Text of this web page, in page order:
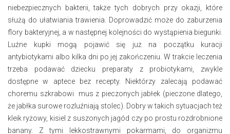
niebezpiecznych bakterii, także tych dobrych przy okazji, które
służą do ułatwiania trawienia. Doprowadzić może do zaburzenia
flory bakteryjnej, a w następnej kolejności do wystąpienia biegunki.
Luźne kupki mogą pojawić się już na początku kuracji
antybiotykami albo kilka dni po jej zakończeniu. W trakcie leczenia
trzeba podawać dziecku preparaty z probiotykami, zwykle
dostępne w aptece bez recepty. Niektórzy zalecają podawać
choremu szkrabowi mus z pieczonych jabłek (pieczone dlatego,
że jabłka surowe rozluźniają stolec). Dobry w takich sytuacjach też
kleik ryżowy, kisiel z suszonych jagód czy po prostu rozdrobnione
banany. Z tymi lekkostrawnymi pokarmami, do organizmu